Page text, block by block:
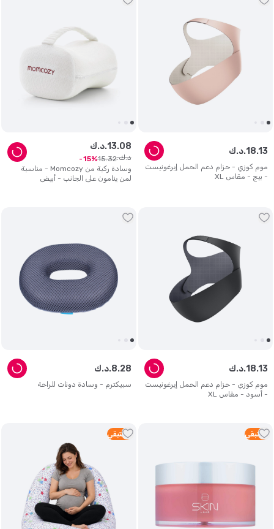
موم كوزي - حزام دعم الحمل إيرغونيست
- بيج - مقاس XL
د.ك.18.13
وسادة ركبة من Momcozy - مناسبة
لمن ينامون على الجانب - أبيض
د.ك.13.08
د.ك. 15.32
15
موم كوزي - حزام دعم الحمل إيرغونيست
- أسود - مقاس XL
د.ك.18.13
سبيكترم - وسادة دونات للراحة
د.ك.8.28
1 متبقي 2 متبقي